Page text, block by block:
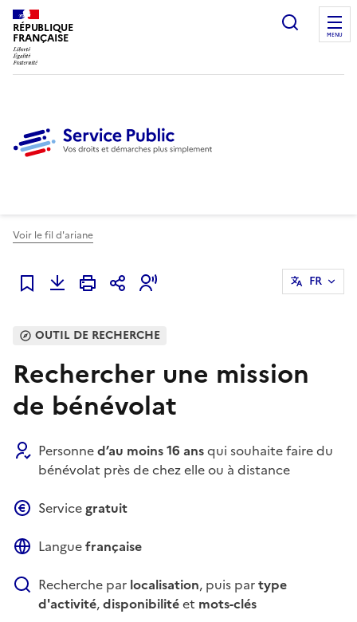
RÉPUBLIQUE
FRANÇAISE
Ouvrir
MENU
Voir le fil d'ariane
Ajouter à mes favoris
FR
OUTIL DE RECHERCHE
Rechercher une mission
de bénévolat
Personned’au moins 16 ansqui souhaite faire du
bénévolat près de chez elle ou à distance
Service gratuit
Languefrançaise
Recherche par localisation, puis partype
d'activité,disponibilitéet mots-clés